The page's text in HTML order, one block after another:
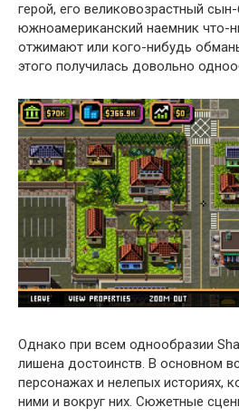
герой, его великовозрастный
южноамериканский наемник что-
отжимают или кого-нибудь
этого получилась довольно
Однако при всем однообразии
лишена достоинств. В основном
персонажах и нелепых историях,
ними и вокруг них. Сюжетные